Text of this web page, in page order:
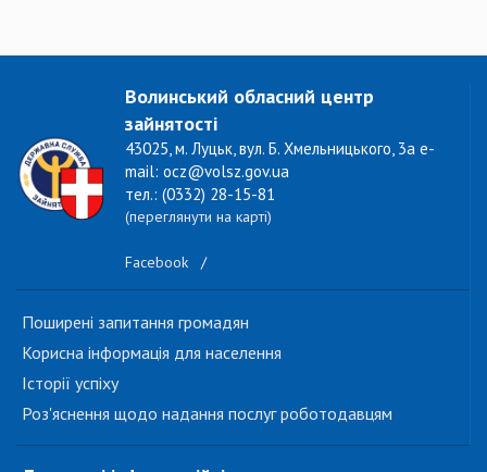
Волинський обласний центр
зайнятості
43025, м. Луцьк, вул. Б. Хмельницького, 3а e-
mail: ocz@volsz.gov.ua
тел.: (0332) 28-15-81
(переглянути на карті)
Facebook /
Поширені запитання громадян
Корисна інформація для населення
Історії успіху
Роз'яснення щодо надання послуг роботодавцям